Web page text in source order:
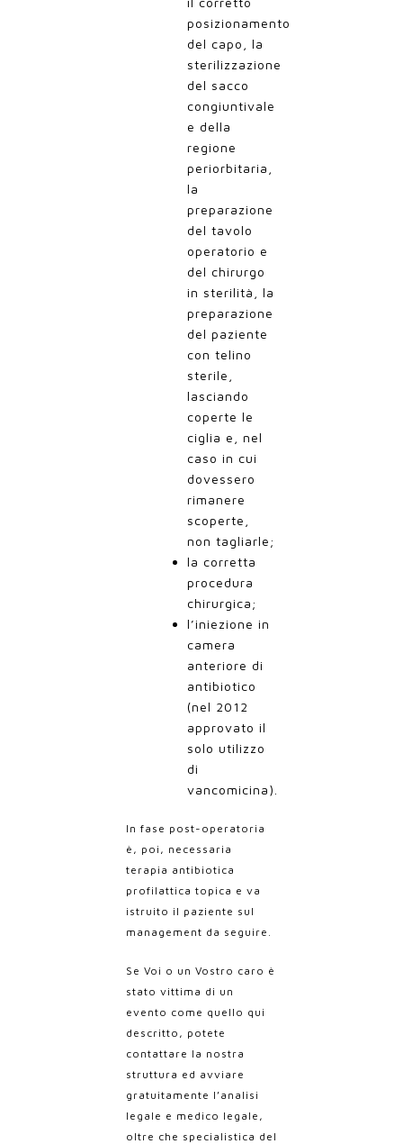
posizionamento
del capo, la
sterilizzazione
del sacco
congiuntivale
e della
regione
periorbitaria,
la
preparazione
del tavolo
operatorio e
del chirurgo
in sterilità, la
preparazione
del paziente
con telino
sterile,
lasciando
coperte le
ciglia e, nel
caso in cui
dovessero
rimanere
scoperte,
non tagliarle;
la corretta
procedura
chirurgica;
l’iniezione in
camera
anteriore di
antibiotico
(nel 2012
approvato il
solo utilizzo
di
vancomicina).
In fase post-operatoria
è, poi, necessaria
terapia antibiotica
profilattica topica e va
istruito il paziente sul
management da seguire.
Se Voi o un Vostro caro è
stato vittima di un
evento come quello qui
descritto, potete
contattare la nostra
struttura ed avviare
gratuitamente l’analisi
legale e medico legale,
oltre che specialistica del